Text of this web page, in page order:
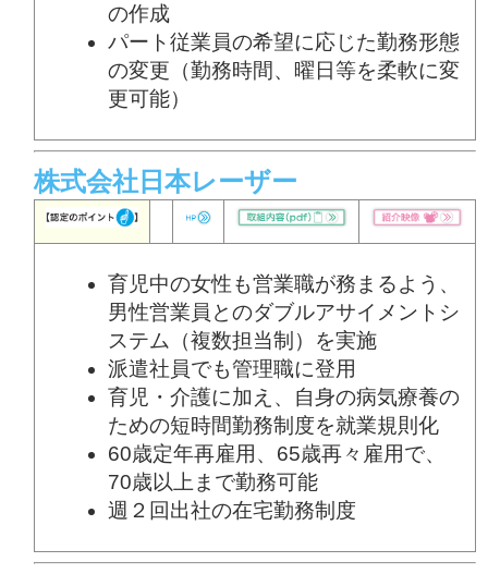
の作成
パート従業員の希望に応じた勤務形態
の変更（勤務時間、曜日等を柔軟に変
更可能）
株式会社日本レーザー
育児中の女性も営業職が務まるよう、
男性営業員とのダブルアサイメントシ
ステム（複数担当制）を実施
派遣社員でも管理職に登用
育児・介護に加え、自身の病気療養の
ための短時間勤務制度を就業規則化
60歳定年再雇用、65歳再々雇用で、
70歳以上まで勤務可能
週２回出社の在宅勤務制度